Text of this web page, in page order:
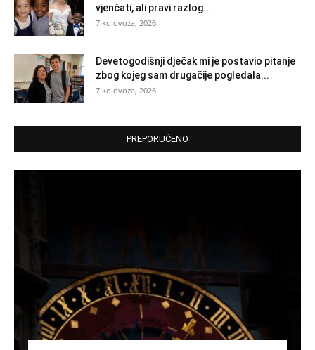
vjenčati, ali pravi razlog...
7 kolovoza, 2026
Devetogodišnji dječak mi je postavio pitanje
zbog kojeg sam drugačije pogledala...
7 kolovoza, 2026
PREPORUČENO